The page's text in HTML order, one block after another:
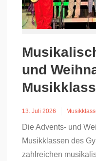
und
13. Juli 2026
Die Advents- und
Musikklassen des
zahlreichen